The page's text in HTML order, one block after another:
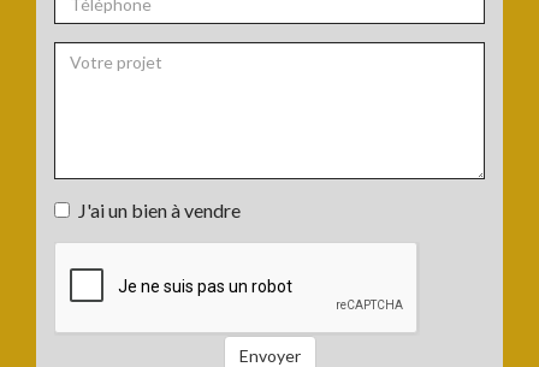
*
Téléphone
projet
:
J'ai un bien à vendre
un
Envoyer